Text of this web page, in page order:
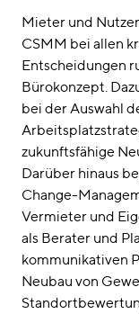
Mieter und
CSMM bei allen
Entscheidungen
Bürokonzept.
bei der Auswahl
zukunftsfähige
Darüber hinaus
Change-
Vermieter und
als Berater und
kommunikativen
Neubau von